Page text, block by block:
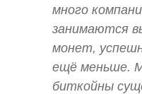
много
занимаются
монет,
ещё меньше.
биткойны